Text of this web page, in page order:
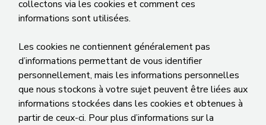
collectons via les cookies et comment ces
informations sont utilisées.
Les cookies ne contiennent généralement pas
d’informations permettant de vous identifier
personnellement, mais les informations personnelles
que nous stockons à votre sujet peuvent être liées aux
informations stockées dans les cookies et obtenues à
partir de ceux-ci. Pour plus d’informations sur la